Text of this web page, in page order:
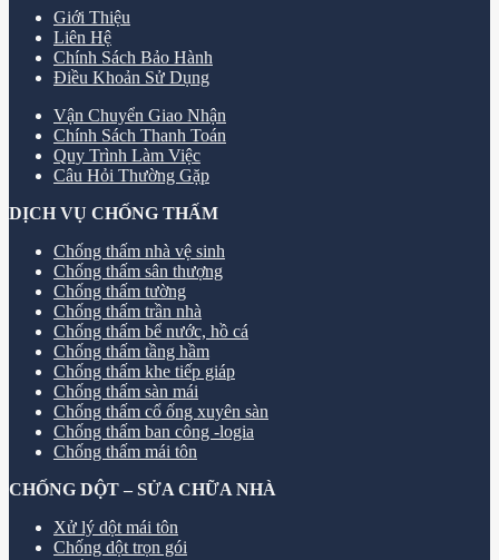
Giới Thiệu
Liên Hệ
Chính Sách Bảo Hành
Điều Khoản Sử Dụng
Vận Chuyển Giao Nhận
Chính Sách Thanh Toán
Quy Trình Làm Việc
Câu Hỏi Thường Gặp
DỊCH VỤ CHỐNG THẤM
Chống thấm nhà vệ sinh
Chống thấm sân thượng
Chống thấm tường
Chống thấm trần nhà
Chống thấm bể nước, hồ cá
Chống thấm tầng hầm
Chống thấm khe tiếp giáp
Chống thấm sàn mái
Chống thấm cổ ống xuyên sàn
Chống thấm ban công -logia
Chống thấm mái tôn
CHỐNG DỘT – SỬA CHỮA NHÀ
Xử lý dột mái tôn
Chống dột trọn gói